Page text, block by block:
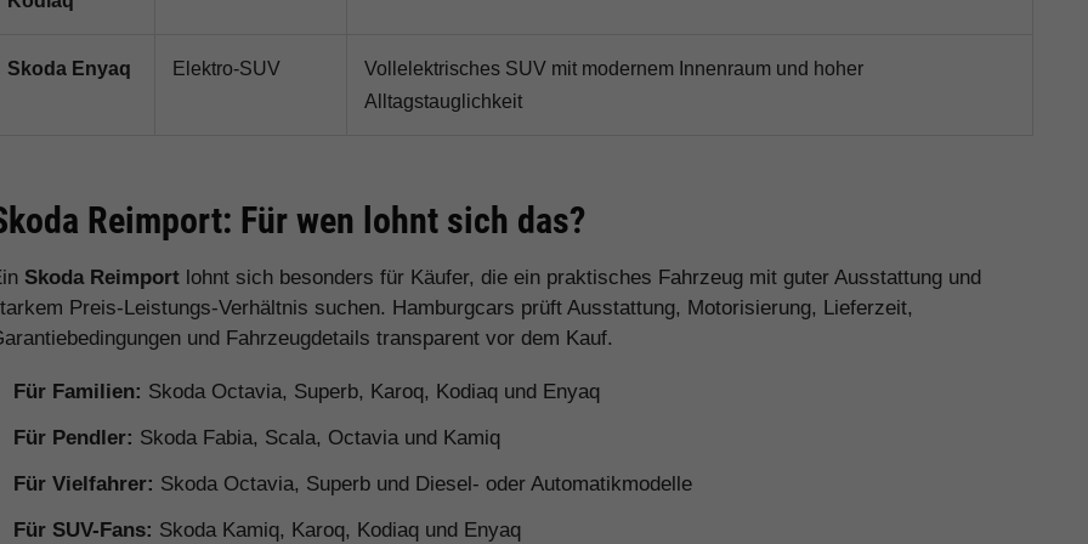
Skoda Enyaq Elektro-SUV
Vollelektrisches SUV mit modernem Innenraum und hoher
Alltagstauglichkeit
Reimport: Für wen lohnt sich das?
Skoda Reimport lohnt sich besonders für Käufer, die ein praktisches Fahrzeug mit guter Ausstattung und
Preis-Leistungs-Verhältnis suchen. Hamburgcars prüft Ausstattung, Motorisierung, Lieferzeit,
und Fahrzeugdetails transparent vor dem Kauf.
Für Familien: Skoda Octavia, Superb, Karoq, Kodiaq und Enyaq
Für Pendler: Skoda Fabia, Scala, Octavia und Kamiq
Für Vielfahrer: Skoda Octavia, Superb und Diesel- oder Automatikmodelle
Für SUV-Fans: Skoda Kamiq, Karoq, Kodiaq und Enyaq